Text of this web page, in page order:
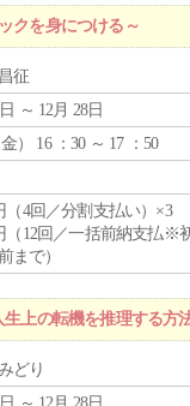
クを身につける～
征
～ 12月 28日
金） 16 ：30 ～ 17 ：50
（4回／分割支払い）×3
（12回／一括前納支払※
まで）
上の転機を推理する方
どり